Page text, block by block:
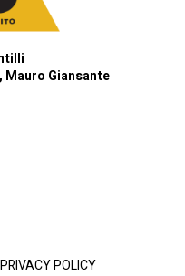
Giansante
PRIVACY POLICY